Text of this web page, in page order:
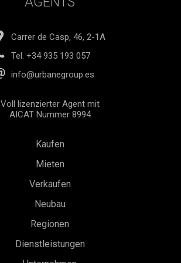
Carrer de Casp, 46, 2-1A
Tel. +34 935 193 057
info@urbanegroup.es
Voll lizenzierter Agent mit
AICAT Nummer 8994
Kaufen
Mieten
Verkaufen
Neubau
Regionen
Dienstleistungen